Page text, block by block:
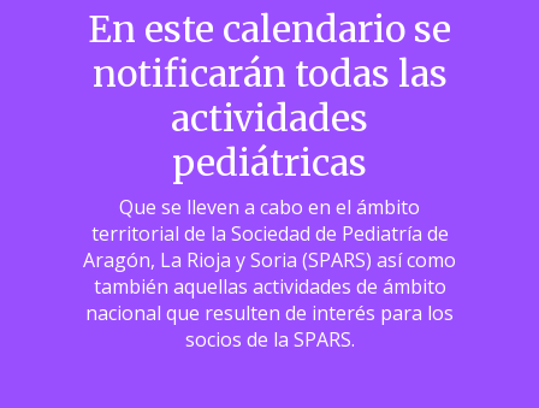
En este calendario se
notificarán todas las
actividades
pediátricas
Que se lleven a cabo en el ámbito
territorial de la Sociedad de Pediatría de
Aragón, La Rioja y Soria (SPARS) así como
también aquellas actividades de ámbito
nacional que resulten de interés para los
socios de la SPARS.